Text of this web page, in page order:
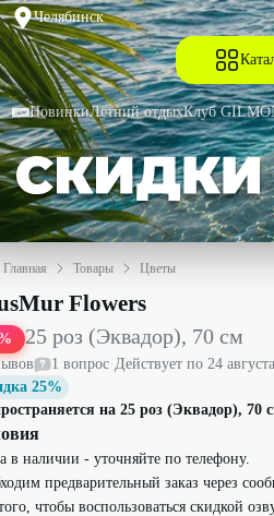
Челябинск
НовинкиЛетний отдыхКлуб
Главная Товары Цветы
(Эквадор), 70 см со скидкой 37%
Flowers
25 роз (Эквадор), 70 см
ов 1 вопрос·Действует по 24 августа
25%
на 25 роз (Эквадор), 70
в наличии - уточняйте по телефону.
предварительный заказ через
чтобы воспользоваться скидкой